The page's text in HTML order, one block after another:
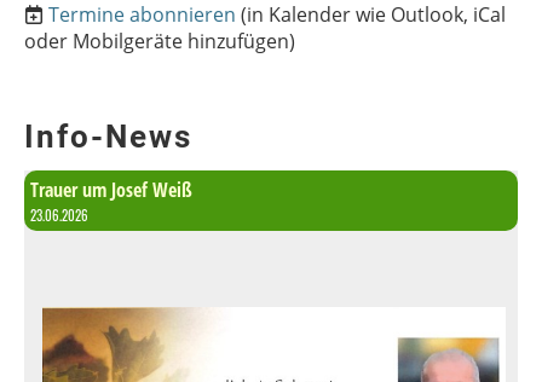
Termine abonnieren (in Kalender wie Outlook, iCal
oder Mobilgeräte hinzufügen)
Info-News
Trauer um Josef Weiß
23.06.2026